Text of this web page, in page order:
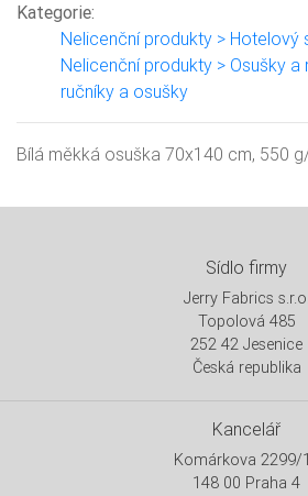
Kategorie:
Nelicenční produkty > Hotelový
Nelicenční produkty > Osušky a
ručníky a osušky
Bílá měkká osuška 70x140 cm, 550
Sídlo firmy
Jerry Fabrics s.r.o.
Topolová 485
252 42 Jesenice
Česká republika
Kancelář
Komárkova 2299/
148 00 Praha 4